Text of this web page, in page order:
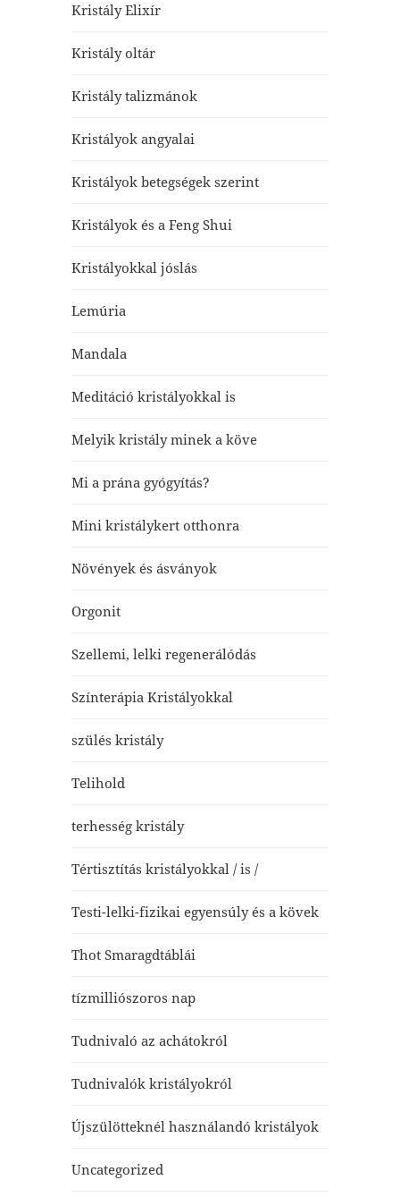
Kristály Elixír
Kristály oltár
Kristály talizmánok
Kristályok angyalai
Kristályok betegségek szerint
Kristályok és a Feng Shui
Kristályokkal jóslás
Lemúria
Mandala
Meditáció kristályokkal is
Melyik kristály minek a köve
Mi a prána gyógyítás?
Mini kristálykert otthonra
Növények és ásványok
Orgonit
Szellemi, lelki regenerálódás
Színterápia Kristályokkal
szülés kristály
Telihold
terhesség kristály
Tértisztítás kristályokkal / is /
Testi-lelki-fizikai egyensúly és a kövek
Thot Smaragdtáblái
tízmilliószoros nap
Tudnivaló az achátokról
Tudnivalók kristályokról
Újszülötteknél használandó kristályok
Uncategorized